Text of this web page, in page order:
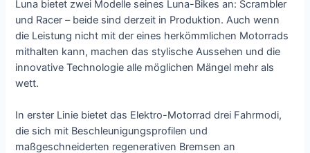
Luna bietet zwei Modelle seines Luna-Bikes an: Scrambler
und Racer – beide sind derzeit in Produktion. Auch wenn
die Leistung nicht mit der eines herkömmlichen Motorrads
mithalten kann, machen das stylische Aussehen und die
innovative Technologie alle möglichen Mängel mehr als
wett.
In erster Linie bietet das Elektro-Motorrad drei Fahrmodi,
die sich mit Beschleunigungsprofilen und
maßgeschneiderten regenerativen Bremsen an